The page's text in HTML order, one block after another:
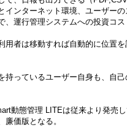
インターネット環境、ユーザー
、運行管理システムへの投資コ
用者は移動すれば自動的に位置
持っているユーザー自身も、自
動態管理 LITEは従来より発売
廉価版となる。